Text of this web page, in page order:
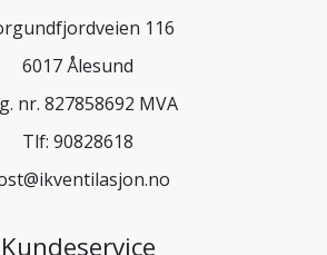
116
6017 Ålesund
nr. 827858692 MVA
Tlf: 90828618
Kundeservice